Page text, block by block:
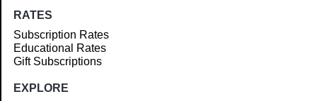
RATES
Subscription Rates
Educational Rates
Gift Subscriptions
EXPLORE